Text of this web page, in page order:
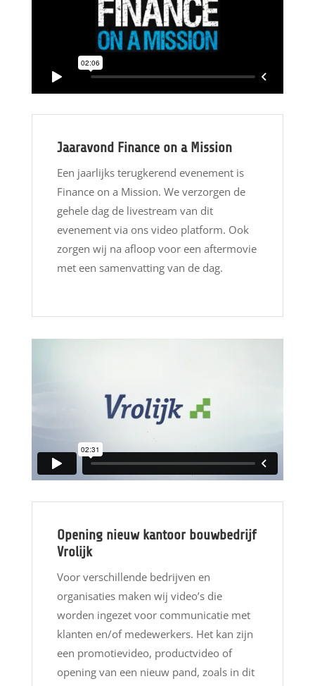
Jaaravond Finance on a Mission
Een jaarlijks terugkerend evenement is
Finance on a Mission. We verzorgen de
gehele dag de livestream van dit
evenement via ons video platform. Ook
zorgen wij na afloop voor een aftermovie
met een samenvatting van de dag.
Opening nieuw kantoor bouwbedrijf
Vrolijk
Voor verschillende bedrijven en
organisaties maken wij video’s die
worden ingezet voor communicatie met
klanten en/of medewerkers. Het kan zijn
een promotievideo, productvideo of
opening van een nieuw pand, zoals in dit